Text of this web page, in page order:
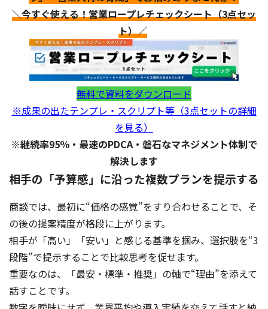
＼今すぐ使える！営業ロープレチェックシート（3点セッ
ト）／
無料で資料をダウンロード
※成果の出たテンプレ・スクリプト等（3点セットの詳細
を見る）
※継続率95％・最速のPDCA・磐石なマネジメント体制で
解決します
相手の「予算感」に沿った複数プランを提示する
商談では、最初に“価格の感覚”をすり合わせることで、そ
の後の提案精度が格段に上がります。
相手が「高い」「安い」と感じる基準を掴み、選択肢を“3
段階”で提示することで比較思考を促せます。
重要なのは、「最安・標準・推奨」の軸で“理由”を添えて
話すことです。